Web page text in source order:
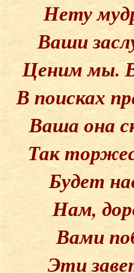
Нету
Ваши
Ценим мы. В
В поисках
Ваша она
Так
Будет
Нам,
Вами
Эти